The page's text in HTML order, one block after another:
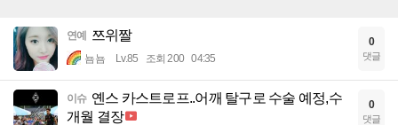
연예 쯔위짤
뇸뇸 Lv.85 조회 200 04:35
0
댓글
이슈 옌스 카스트로프..어깨 탈구로 수술 예정,수
개월 결장
0
댓글